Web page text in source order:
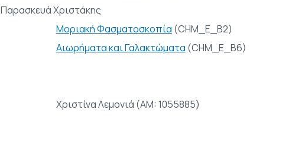
Παρασκευά Χριστάκης
Μοριακή Φασματοσκοπία (CHM_E_B2)
Αιωρήματα και Γαλακτώματα (CHM_E_Β6)
Χριστίνα Λεμονιά (AM: 1055885)